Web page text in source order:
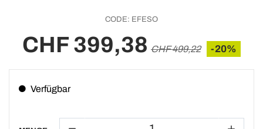
CODE: EFESO
CHF 399,38 CHF 499,22 -20%
Verfügbar